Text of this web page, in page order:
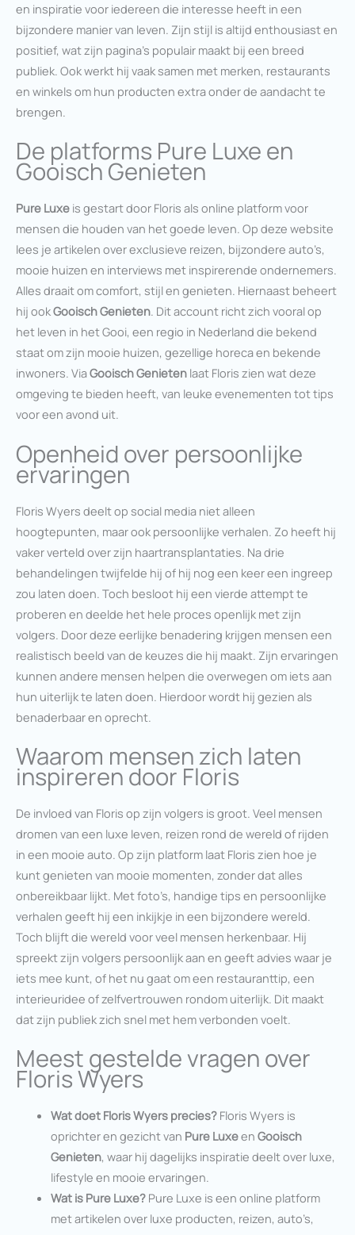
en inspiratie voor iedereen die interesse heeft in een
bijzondere manier van leven. Zijn stijl is altijd enthousiast en
positief, wat zijn pagina’s populair maakt bij een breed
publiek. Ook werkt hij vaak samen met merken, restaurants
en winkels om hun producten extra onder de aandacht te
brengen.
De platforms Pure Luxe en
Gooisch Genieten
Pure Luxe is gestart door Floris als online platform voor
mensen die houden van het goede leven. Op deze website
lees je artikelen over exclusieve reizen, bijzondere auto’s,
mooie huizen en interviews met inspirerende ondernemers.
Alles draait om comfort, stijl en genieten. Hiernaast beheert
hij ookGooisch Genieten. Dit account richt zich vooral op
het leven in het Gooi, een regio in Nederland die bekend
staat om zijn mooie huizen, gezellige horeca en bekende
inwoners. ViaGooisch Genieten laat Floris zien wat deze
omgeving te bieden heeft, van leuke evenementen tot tips
voor een avond uit.
Openheid over persoonlijke
ervaringen
Floris Wyers deelt op social media niet alleen
hoogtepunten, maar ook persoonlijke verhalen. Zo heeft hij
vaker verteld over zijn haartransplantaties. Na drie
behandelingen twijfelde hij of hij nog een keer een ingreep
zou laten doen. Toch besloot hij een vierde attempt te
proberen en deelde het hele proces openlijk met zijn
volgers. Door deze eerlijke benadering krijgen mensen een
realistisch beeld van de keuzes die hij maakt. Zijn ervaringen
kunnen andere mensen helpen die overwegen om iets aan
hun uiterlijk te laten doen. Hierdoor wordt hij gezien als
benaderbaar en oprecht.
Waarom mensen zich laten
inspireren door Floris
De invloed van Floris op zijn volgers is groot. Veel mensen
dromen van een luxe leven, reizen rond de wereld of rijden
in een mooie auto. Op zijn platform laat Floris zien hoe je
kunt genieten van mooie momenten, zonder dat alles
onbereikbaar lijkt. Met foto’s, handige tips en persoonlijke
verhalen geeft hij een inkijkje in een bijzondere wereld.
Toch blijft die wereld voor veel mensen herkenbaar. Hij
spreekt zijn volgers persoonlijk aan en geeft advies waar je
iets mee kunt, of het nu gaat om een restauranttip, een
interieuridee of zelfvertrouwen rondom uiterlijk. Dit maakt
dat zijn publiek zich snel met hem verbonden voelt.
Meest gestelde vragen over
Floris Wyers
Wat doet Floris Wyers precies?Floris Wyers is
oprichter en gezicht van Pure Luxeen Gooisch
Genieten, waar hij dagelijks inspiratie deelt over luxe,
lifestyle en mooie ervaringen.
Wat is Pure Luxe?Pure Luxe is een online platform
met artikelen over luxe producten, reizen, auto’s,